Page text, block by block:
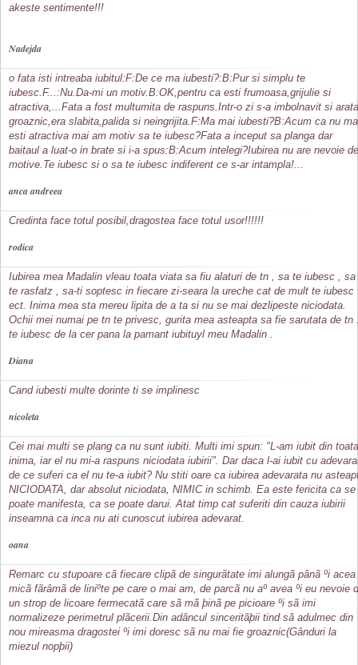
akeste sentimente!!!
Nadejda
o fata isti intreaba iubitul:F:De ce ma iubesti?:B:Pur si simplu te
iubesc.F...:Nu.Da-mi un motiv.B:OK,pentru ca esti frumoasa,grijulie si
atractiva,...Fata a fost multumita de raspuns.Intr-o zi s-a imbolnavit si arata
groaznic,era slabita,palida si neingrijita.F:Ma mai iubesti?B:Acum ca nu
esti atractiva mai am motiv sa te iubesc?Fata a inceput sa planga dar
baitaul a luat-o in brate si i-a spus:B:Acum intelegi?Iubirea nu are nevoie de
motive.Te iubesc si o sa te iubesc indiferent ce s-ar intampla!...
anca andreea
Credinta face totul posibil,dragostea face totul usor!!!!!!
rodica
Iubirea mea Madalin vleau toata viata sa fiu alaturi de tn , sa te iubesc , sa
te rasfatz , sa-ti soptesc in fiecare zi-seara la ureche cat de mult te iubesc
ect. Inima mea sta mereu lipita de a ta si nu se mai dezlipeste niciodata.
Ochii mei numai pe tn te privesc, gurita mea asteapta sa fie sarutata de tn
te iubesc de la cer pana la pamant iubituyl meu Madalin .
Diana
Cand iubesti multe dorinte ti se implinesc
nicoleta
Cei mai multi se plang ca nu sunt iubiti. Multi imi spun: "L-am iubit din toata
inima, iar el nu mi-a raspuns niciodata iubirii". Dar daca l-ai iubit cu
de ce suferi ca el nu te-a iubit? Nu stiti oare ca iubirea adevarata nu
NICIODATA, dar absolut niciodata, NIMIC in schimb. Ea este fericita ca se
poate manifesta, ca se poate darui. Atat timp cat suferiti din cauza iubirii
inseamna ca inca nu ati cunoscut iubirea adevarat.
oana
Remarc cu stupoare cã fiecare clipã de singurãtate imi alungã pânã ºi acea
micã fãrâmã de liniºte pe care o mai am, de parcã nu aº avea ºi eu nevoie
un strop de licoare fermecatã care sã mã þinã pe picioare ºi sã imi
normalizeze perimetrul plãcerii.Din adâncul sinceritãþii tind sã adulmec din
nou mireasma dragostei ºi imi doresc sã nu mai fie groaznic(Gânduri la
miezul nopþii)